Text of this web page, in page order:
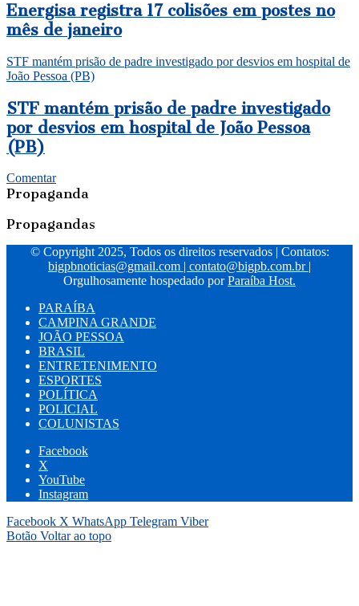
Energisa registra 17 colisões em postes no
mês de janeiro
STF mantém prisão de padre investigado por desvios em hospital de
João Pessoa (PB)
STF mantém prisão de padre investigado
por desvios em hospital de João Pessoa
(PB)
Comentar
Propaganda
Propagandas
© Copyright 2025, Todos os direitos reservados | Contatos:
bigpbnoticias@gmail.com
contato@bigpb.com.br
Orgulhosamente hospedado porParaíba Host.
PARAÍBA
CAMPINA GRANDE
JOÃO PESSOA
BRASIL
ENTRETENIMENTO
ESPORTES
POLÍTICA
POLICIAL
COLUNISTAS
Facebook
X
YouTube
Instagram
Facebook X WhatsApp Telegram Viber
Botão Voltar ao topo